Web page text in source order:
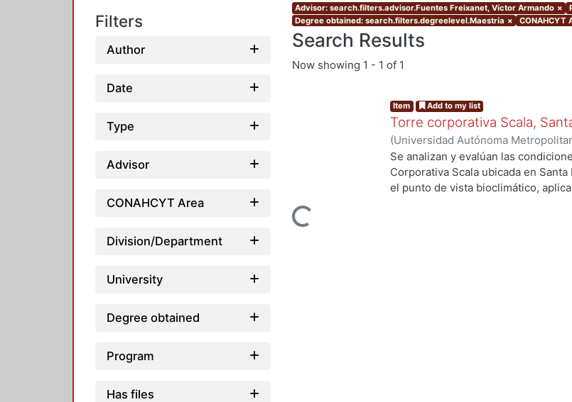
Filters
Author
Date
Type
Advisor
CONAHCYT Area
Division/Department
University
Degree obtained
Program
Has files
Advisor: search.filters.advisor.Fuentes Freixanet, Víctor Armando ×
Degree obtained: search.filters.degreelevel.Maestría × CONAHCYT
Search Results
Now showing 1 - 1 of 1
Loading...
Item Add to my list
Torre corporativa Scala,
(Universidad Autónoma
de Servicios de Información.,1999)
Se analizan y evalúan las
Corporativa Scala ubicada en
el punto de vista bioclimático,